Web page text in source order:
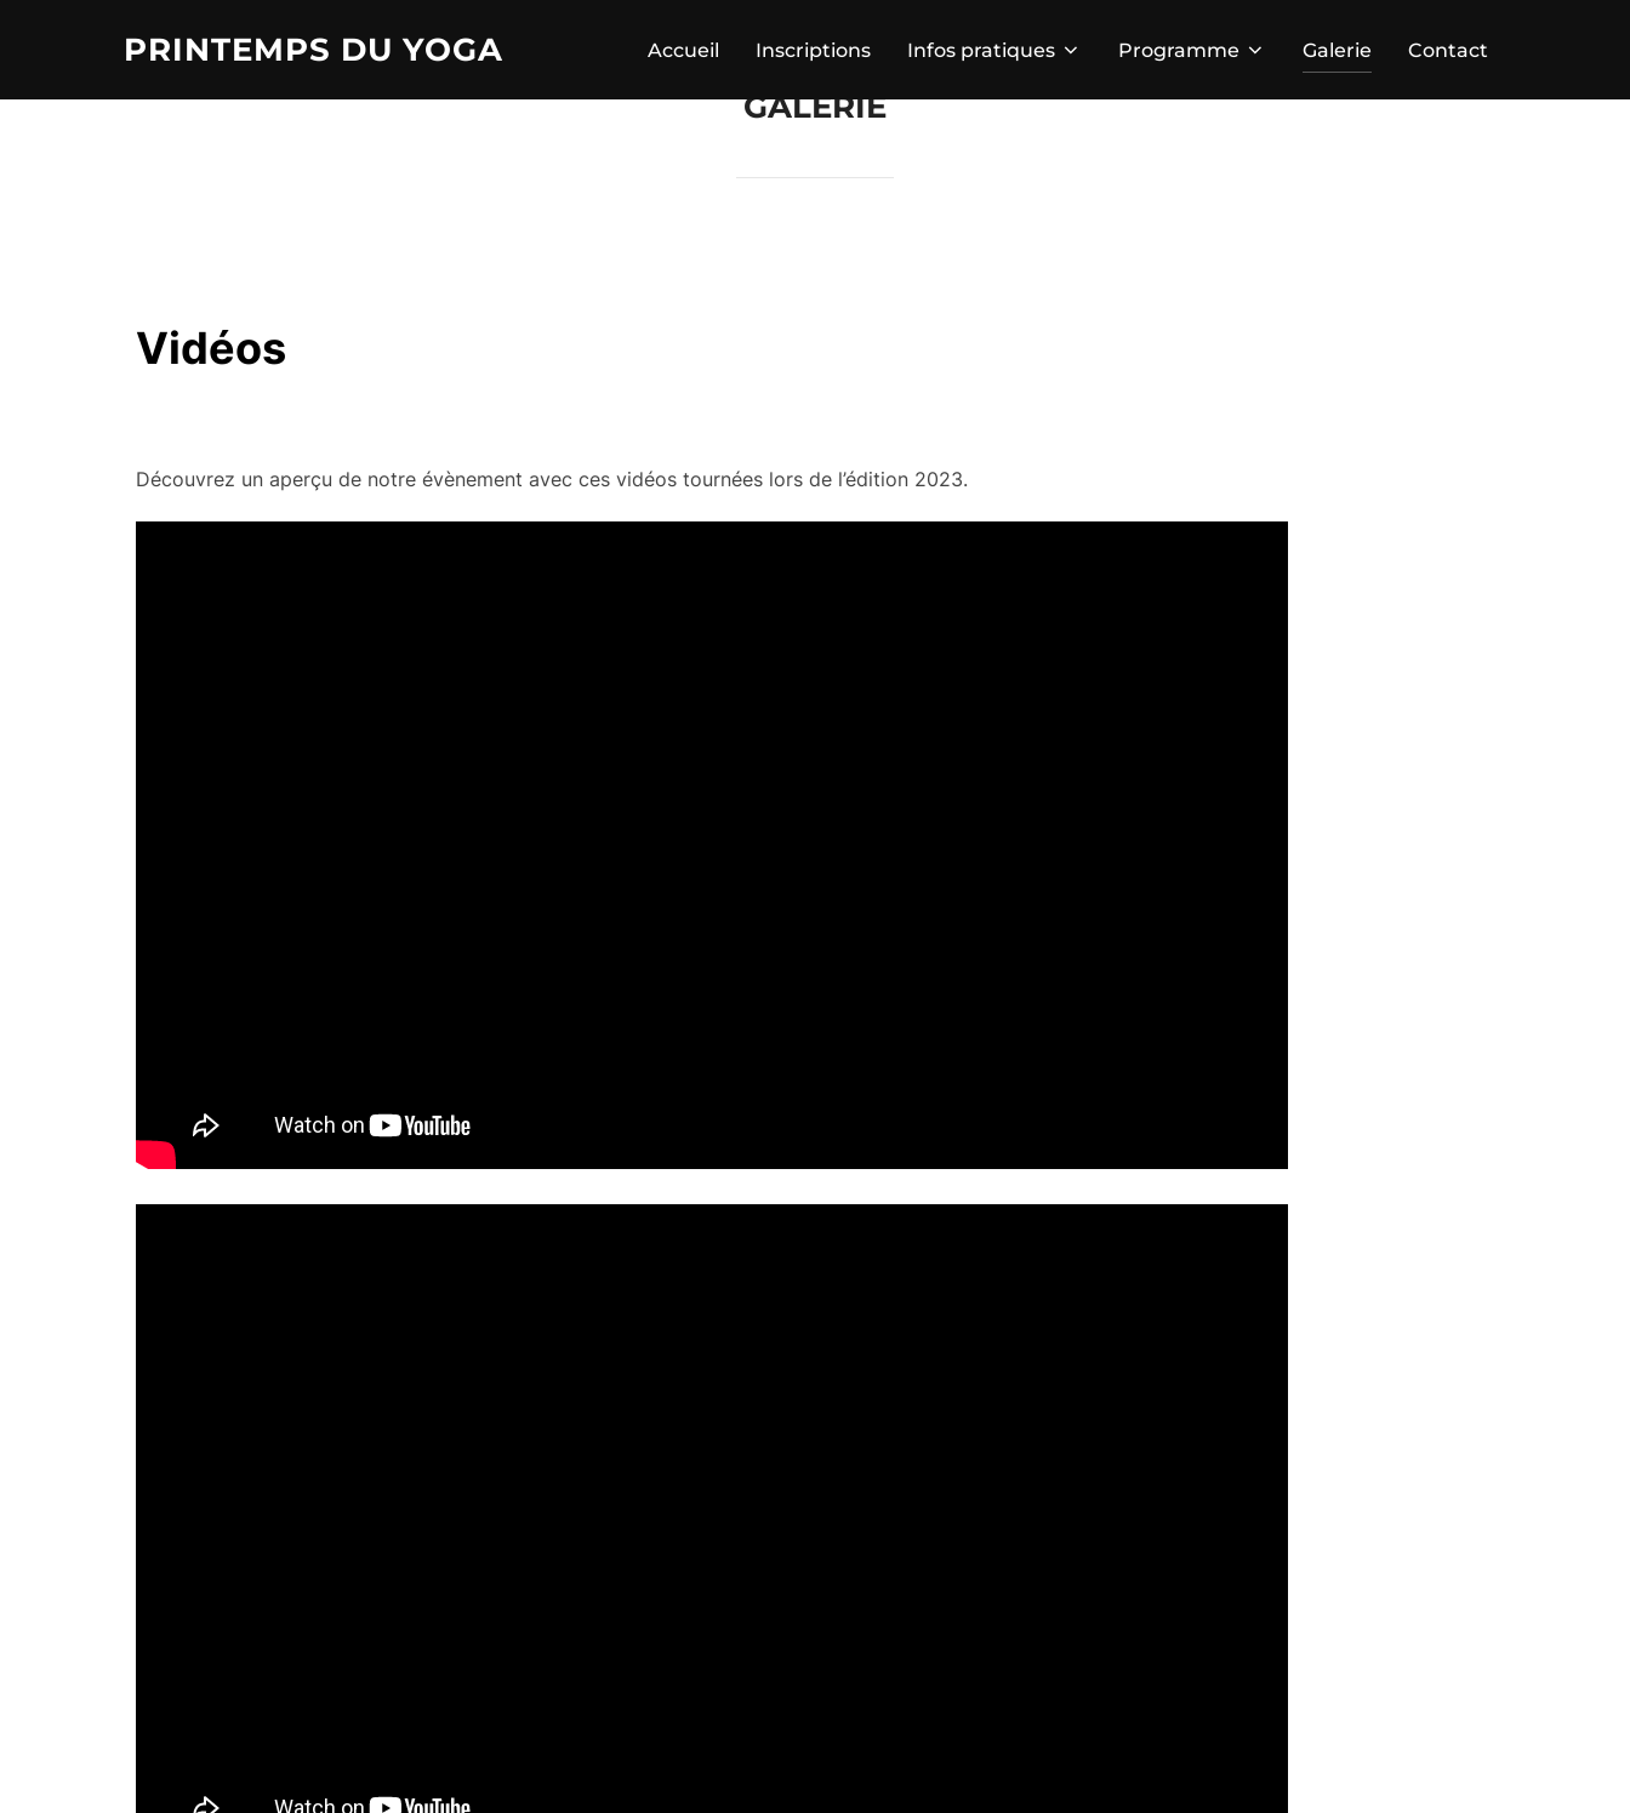
PRINTEMPS DU YOGA Accueil Inscriptions Infos pratiques Programme Galerie Contact
GALERIE
Vidéos
Découvrez un aperçu de notre évènement avec ces vidéos tournées lors de l’édition 2023.